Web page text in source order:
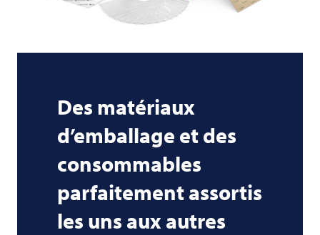
Des matériaux
d’emballage et des
consommables
parfaitement assortis
les uns aux autres